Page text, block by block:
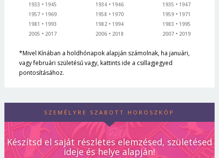
1933
1945
1957
1969
1981
1993
2005
2017
1934
1946
1958
1970
1982
1994
2006
2018
1935
1947
1959
1971
1983
1995
2007
2019
*Mivel Kínában a holdhónapok alapján számolnak, ha januári,
vagy februári születésű vagy, kattints ide a csillagjegyed
pontosításához.
SZEMÉLYRE SZABOTT HOROSZKÓP
Készítsd el saját részletes elemzésed, születésed
ideje és helye alapján!